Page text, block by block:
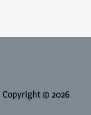
Copyright © 2026